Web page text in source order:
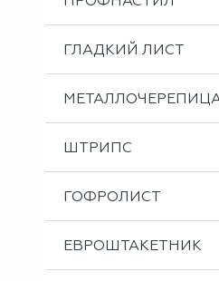
Металлоизделия
Проектирование
Вальцовка листового
ГЛАДКИЙ ЛИСТ
ШТРИПС
ГОФРОЛИСТ
ЕВРОШТАКЕТНИК